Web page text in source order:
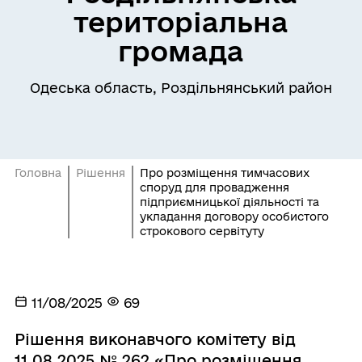
територіальна
громада
Одеська область, Роздільнянський район
Головна Рішення
Про розміщення тимчасових
споруд для провадження
підприємницької діяльності та
укладання договору особистого
строкового сервітуту
11/08/2025 69
Рішення виконавчого комітету від